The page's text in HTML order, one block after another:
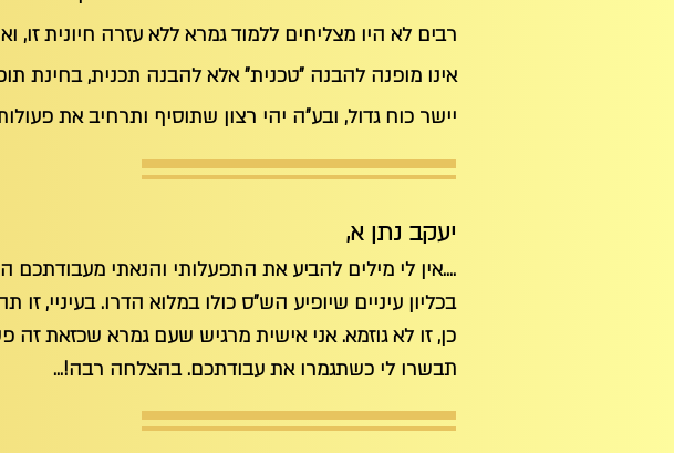
רבים לא היו מצליחים ללמוד גמרא ללא עזרה חיונית
אינו מופנה להבנה "טכנית" אלא להבנה תכנית, בחינת
יישר כוח גדול, ובע"ה יהי רצון שתוסיף ותרחיב את
יעקב נתן א,
....אין לי מילים להביע את התפעלותי והנאתי
בכליון עיניים שיופיע הש"ס כולו במלוא הדרו. בעיניי,
תבשרו לי כשתגמרו את עבודתכם. בהצלחה רבה!...